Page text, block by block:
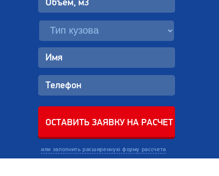
или заполнить расширенную форму рассчета